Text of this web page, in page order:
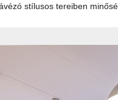
stílusos tereiben